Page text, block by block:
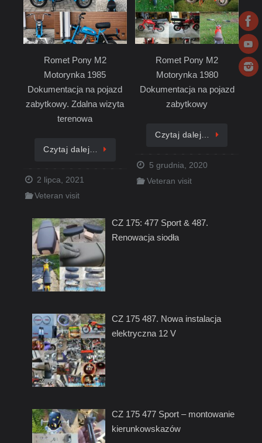
Romet Pony M2
Motorynka 1985
Dokumentacja na pojazd
zabytkowy. Zdalna wizyta
terenowa
Czytaj dalej…
2 lipca, 2021
Veteran visit
Romet Pony M2
Motorynka 1980
Dokumentacja na pojazd
zabytkowy
Czytaj dalej…
5 grudnia, 2020
Veteran visit
CZ 175: 477 Sport & 487.
Renowacja siodła
CZ 175 487. Nowa instalacja
elektryczna 12 V
CZ 175 477 Sport – montowanie
kierunkowskazów